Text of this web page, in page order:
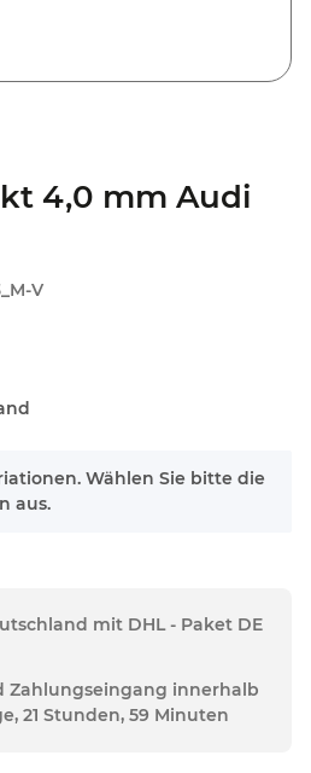
4,0 mm Audi
V
Wählen Sie bitte die
aus.
mit DHL - Paket DE
Zahlungseingang innerhalb
21 Stunden, 59 Minuten